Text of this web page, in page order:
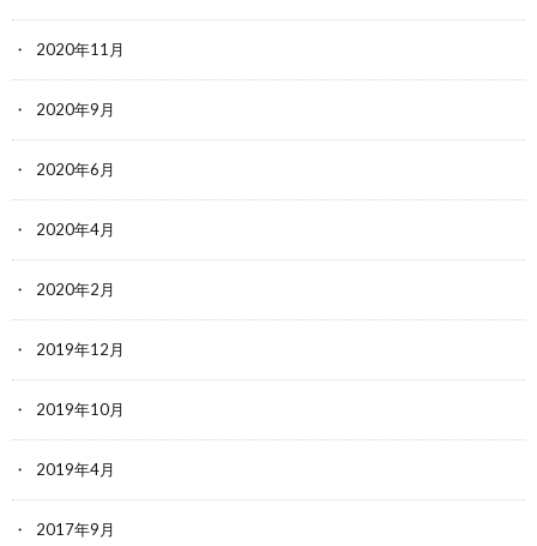
2020年11月
2020年9月
2020年6月
2020年4月
2020年2月
2019年12月
2019年10月
2019年4月
2017年9月